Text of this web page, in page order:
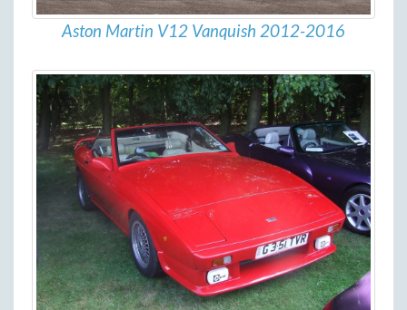
Aston Martin V12 Vanquish 2012-2016